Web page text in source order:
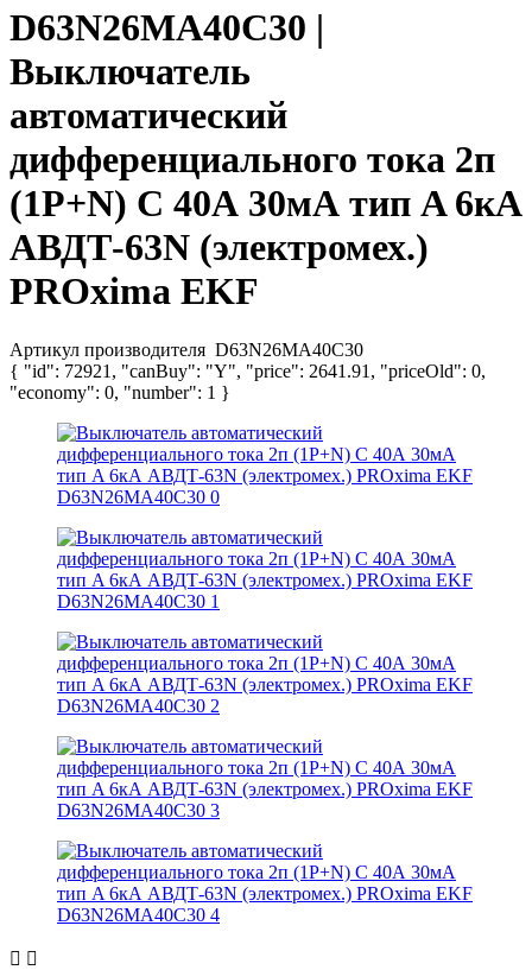
D63N26MA40C30 |
Выключатель
автоматический
дифференциального тока 2п
(1P+N) C 40А 30мА тип A 6кА
АВДТ-63N (электромех.)
PROxima EKF
Артикул производителя D63N26MA40C30
{ "id": 72921, "canBuy": "Y", "price": 2641.91, "priceOld": 0,
"economy": 0, "number": 1 }